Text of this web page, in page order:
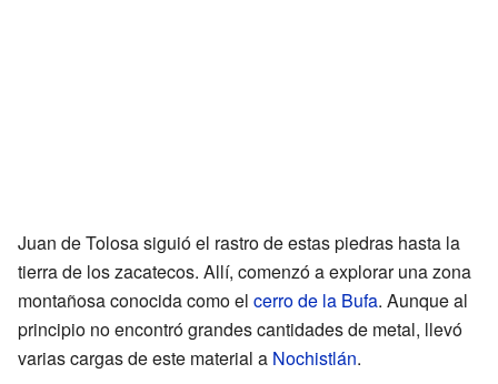
Juan de Tolosa siguió el rastro de estas piedras hasta la
tierra de los zacatecos. Allí, comenzó a explorar una zona
montañosa conocida como el cerro de la Bufa. Aunque al
principio no encontró grandes cantidades de metal, llevó
varias cargas de este material a Nochistlán.